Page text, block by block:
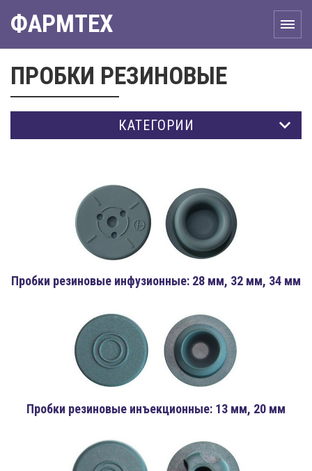
ФАРМТЕХ
ПРОБКИ РЕЗИНОВЫЕ
КАТЕГОРИИ
Пробки резиновые инфузионные: 28 мм, 32 мм, 34 мм
Пробки резиновые инъекционные: 13 мм, 20 мм